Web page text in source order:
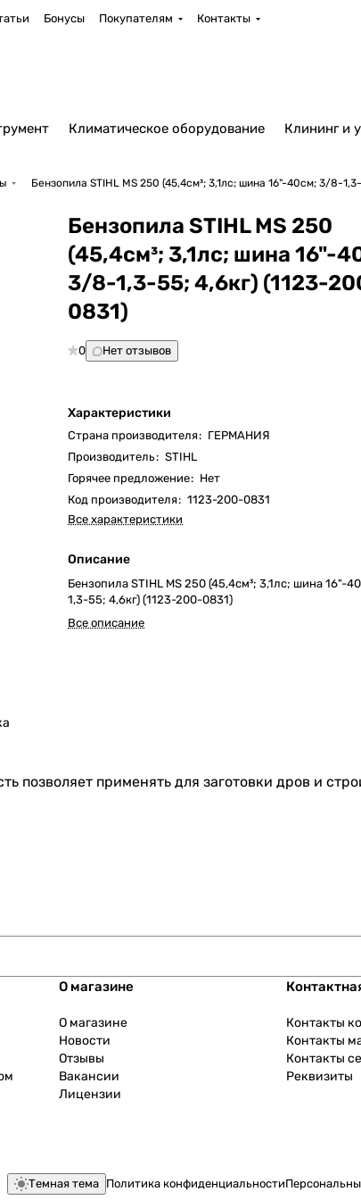
Бонусы Покупателям Контакты
Климатическое оборудование Клининг и
Бензопила STIHL MS 250 (45,4см³; 3,1лс; шина 16"-40см; 3/8-
Бензопила STIHL MS 250
(45,4см³; 3,1лс; шина 16"-
3/8-1,3-55; 4,6кг) (1123-
0831)
0 Нет отзывов
Характеристики
Страна производителя: ГЕРМАНИЯ
Производитель: STIHL
Горячее предложение: Нет
Код производителя: 1123-200-0831
Все характеристики
Описание
Бензопила STIHL MS 250 (45,4см³; 3,1лс; шина 16"-
1,3-55; 4,6кг) (1123-200-0831)
Все описание
применять для заготовки дров и
О магазине
О магазине
Новости
Отзывы
Вакансии
Лицензии
Контакты
Контакты
Контакты
Реквизиты
Темная тема Политика конфиденциальности